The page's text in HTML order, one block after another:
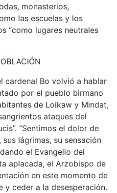
monasterios,
las escuelas y los
“como lugares neutrales
cardenal Bo volvió a hablar
por el pueblo birmano
de Loikaw y Mindat,
ataques del
“Sentimos el dolor de
lágrimas, su sensación
el Evangelio del
aplacada, el Arzobispo de
en este momento de
y ceder a la desesperación.